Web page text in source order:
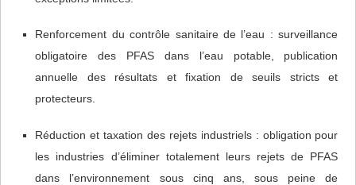
Renforcement du contrôle sanitaire de l’eau : surveillance
obligatoire des PFAS dans l’eau potable, publication
annuelle des résultats et fixation de seuils stricts et
protecteurs.
Réduction et taxation des rejets industriels : obligation pour
les industries d’éliminer totalement leurs rejets de PFAS
dans l’environnement sous cinq ans, sous peine de